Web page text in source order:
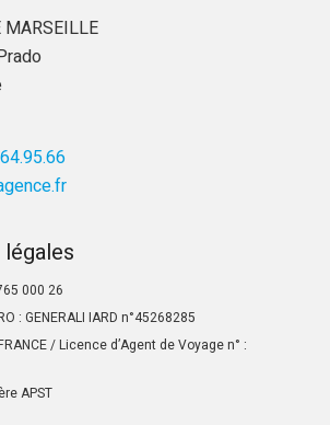
MARSEILLE
000 26
: GENERALI IARD n°45268285
/ Licence d’Agent de Voyage n° :
APST